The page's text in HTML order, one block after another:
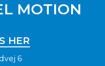
MOTION
HER
6